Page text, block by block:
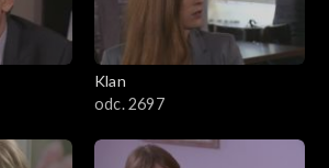
Klan
odc. 2697